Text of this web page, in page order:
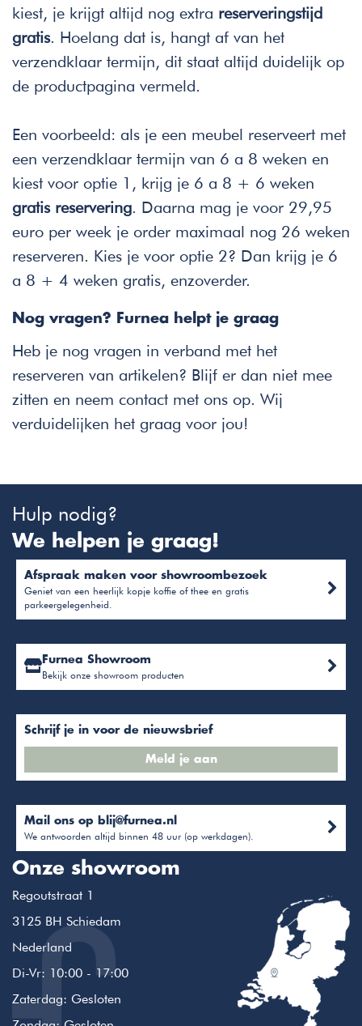
kiest, je krijgt altijd nog extra reserveringstijd
gratis. Hoelang dat is, hangt af van het
verzendklaar termijn, dit staat altijd duidelijk op
de productpagina vermeld.
Een voorbeeld: als je een meubel reserveert met
een verzendklaar termijn van 6 a 8 weken en
kiest voor optie 1, krijg je 6 a 8 + 6 weken
gratis reservering. Daarna mag je voor 29,95
euro per week je order maximaal nog 26 weken
reserveren. Kies je voor optie 2? Dan krijg je 6
a 8 + 4 weken gratis, enzoverder.
Nog vragen? Furnea helpt je graag
Heb je nog vragen in verband met het
reserveren van artikelen? Blijf er dan niet mee
zitten en neem contact met ons op. Wij
verduidelijken het graag voor jou!
Hulp nodig?
We helpen je graag!
Afspraak maken voor showroombezoek
Geniet van een heerlijk kopje koffie of thee en gratis
parkeergelegenheid.
Furnea Showroom
Bekijk onze showroom producten
Schrijf je in voor de nieuwsbrief
Meld je aan
Mail ons op blij@furnea.nl
We antwoorden altijd binnen 48 uur (op werkdagen).
Onze showroom
Regoutstraat 1
3125 BH Schiedam
Nederland
Di-Vr: 10:00 - 17:00
Zaterdag: Gesloten